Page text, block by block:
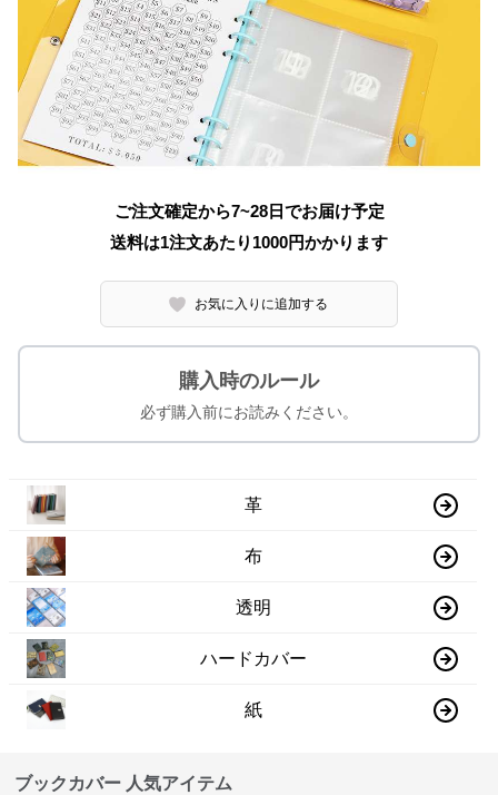
ご注文確定から7~28日でお届け予定
送料は1注文あたり 1000円かかります
お気に入りに追加する
購入時のルール
必ず購入前にお読みください。
革
布
透明
ハードカバー
紙
ブックカバー 人気アイテム